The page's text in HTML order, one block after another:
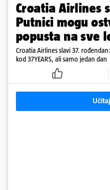
Croatia Airlines
Putnici mogu
popusta na sve
Croatia Airlines slavi 37.
kod 37YEARS, ali samo jedan dan